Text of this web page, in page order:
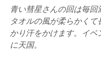
青い彗星さんの回は毎回
タオルの風が柔らかく
かり汗をかけます。イ
に天国。